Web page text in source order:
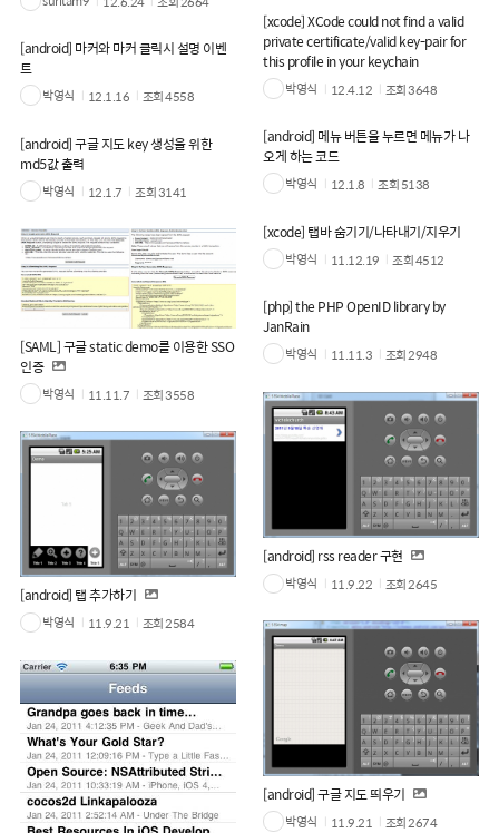
[xcode] XCode could not find a valid
private certificate/valid key-pair for
this profile in your keychain
박영식 12.4.12 조회3648
[android] 마커와 마커 클릭시 설명 이벤
트
박영식 12.1.16 조회4558
[android] 메뉴 버튼을 누르면 메뉴가 나
오게 하는 코드
박영식 12.1.8 조회5138
[android] 구글 지도 key 생성을 위한
md5값 출력
박영식 12.1.7 조회3141
[xcode] 탭바 숨기기/나타내기/지우기
박영식 11.12.19 조회4512
[SAML] 구글 static demo를 이용한 SSO
인증
박영식 11.11.7 조회3558
[php] the PHP OpenID library by
JanRain
박영식 11.11.3 조회2948
[android] rss reader 구현
박영식 11.9.22 조회2645
[android] 탭 추가하기
박영식 11.9.21 조회2584
[android] 구글 지도 띄우기
박영식 11.9.21 조회2674